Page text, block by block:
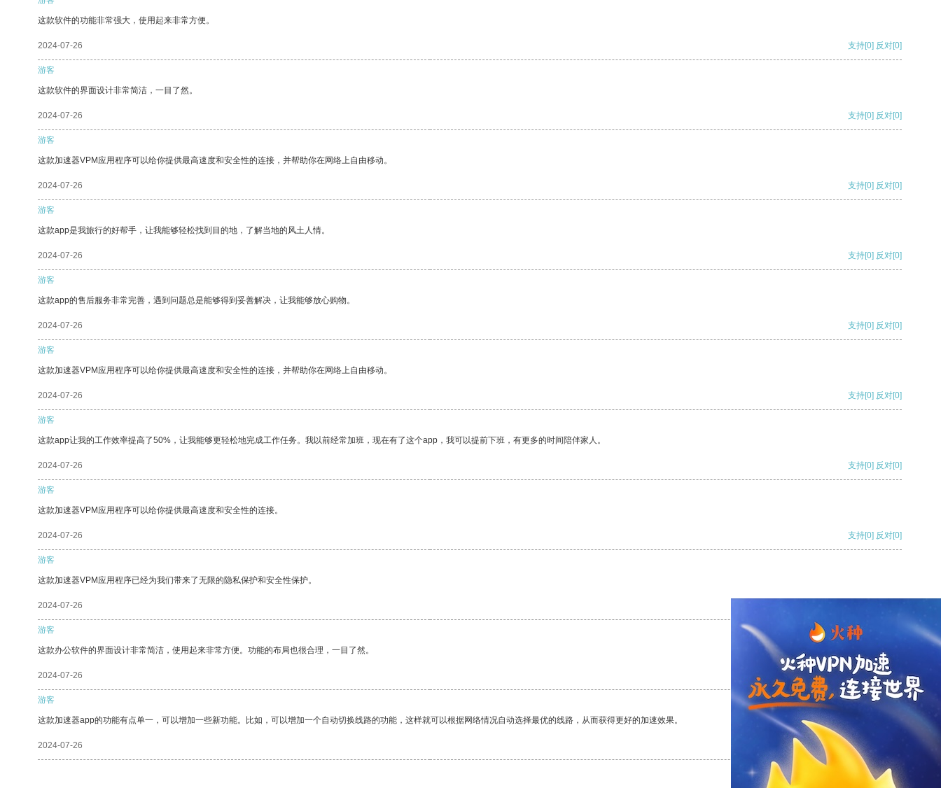
这款软件的功能非常强大，使用起来非常方便。
2024-07-26 支持[0] 反对[0]
游客
这款软件的界面设计非常简洁，一目了然。
2024-07-26 支持[0] 反对[0]
游客
这款加速器VPM应用程序可以给你提供最高速度和安全性的连接，并帮助你在网络上自由移动。
2024-07-26 支持[0] 反对[0]
游客
这款app是我旅行的好帮手，让我能够轻松找到目的地，了解当地的风土人情。
2024-07-26 支持[0] 反对[0]
游客
这款app的售后服务非常完善，遇到问题总是能够得到妥善解决，让我能够放心购物。
2024-07-26 支持[0] 反对[0]
游客
这款加速器VPM应用程序可以给你提供最高速度和安全性的连接，并帮助你在网络上自由移动。
2024-07-26 支持[0] 反对[0]
游客
这款app让我的工作效率提高了50%，让我能够更轻松地完成工作任务。我以前经常加班，现在有了这个app，我可以提前下班，有更多的时间陪伴家人。
2024-07-26 支持[0] 反对[0]
游客
这款加速器VPM应用程序可以给你提供最高速度和安全性的连接。
2024-07-26 支持[0] 反对[0]
游客
这款加速器VPM应用程序已经为我们带来了无限的隐私保护和安全性保护。
2024-07-26
游客
这款办公软件的界面设计非常简洁，使用起来非常方便。功能的布局也很合理，一目了然。
2024-07-26 支持 [0] 反对 [0]
游客
这款加速器app的功能有点单一，可以增加一些新功能。比如，可以增加一个自动切换线路的功能，这样就可以根据网络情况自动选择最优的线路，从而获得更好的加速效果。
2024-07-26 支持